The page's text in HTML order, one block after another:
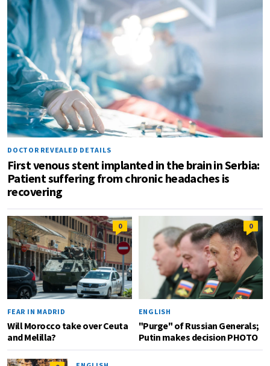
DOCTOR REVEALED DETAILS
First venous stent implanted in the brain in Serbia:
Patient suffering from chronic headaches is
recovering
0
FEAR IN MADRID
Will Morocco take over Ceuta
and Melilla?
0
ENGLISH
"Purge" of Russian Generals;
Putin makes decision PHOTO